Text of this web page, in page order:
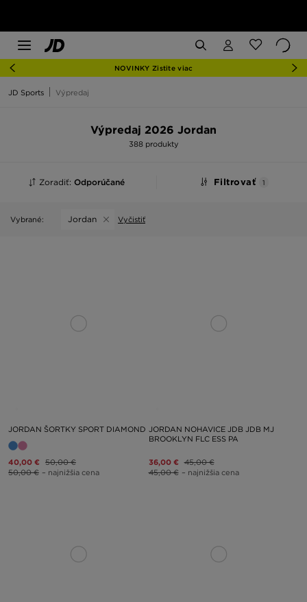
NOVINKY Zistite viac
JD Sports Výpredaj
Výpredaj 2026 Jordan
388 produkty
Zoradiť: Odporúčané Filtrovať 1
Vybrané: Jordan Vyčistiť
JORDAN ŠORTKY SPORT DIAMOND
40,00 € 50,00 €
50,00 € – najnižšia cena
JORDAN NOHAVICE JDB JDB MJ
BROOKLYN FLC ESS PA
36,00 € 45,00 €
45,00 € – najnižšia cena